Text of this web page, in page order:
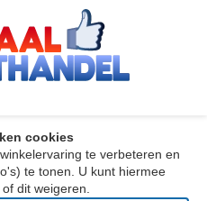
cookies
te verbeteren en
te tonen. U kunt hiermee
dit weigeren.